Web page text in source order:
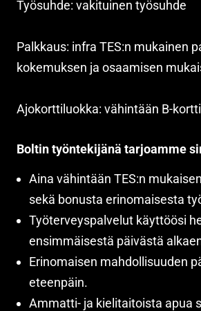
Työsuhde: vakituinen työsuhde
Palkkaus: infra TES:n mukainen
kokemuksen ja osaamisen
Ajokorttiluokka: vähintään B-kortti
Boltin työntekijänä tarjoamme
Aina vähintään TES:n
sekä bonusta erinomaisesta
Työterveyspalvelut käyttöösi
ensimmäisestä päivästä
Erinomaisen mahdollisuuden
eteenpäin.
Ammatti- ja kielitaitoista apua